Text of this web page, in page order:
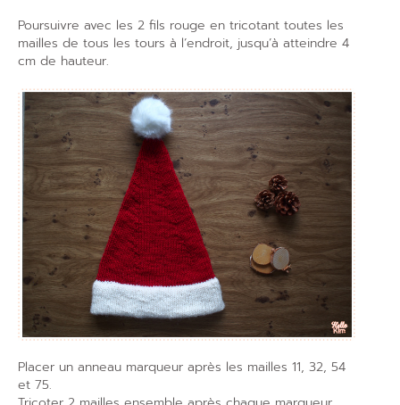
Poursuivre avec les 2 fils rouge en tricotant toutes les
mailles de tous les tours à l’endroit, jusqu’à atteindre 4
cm de hauteur.
Placer un anneau marqueur après les mailles 11, 32, 54
et 75.